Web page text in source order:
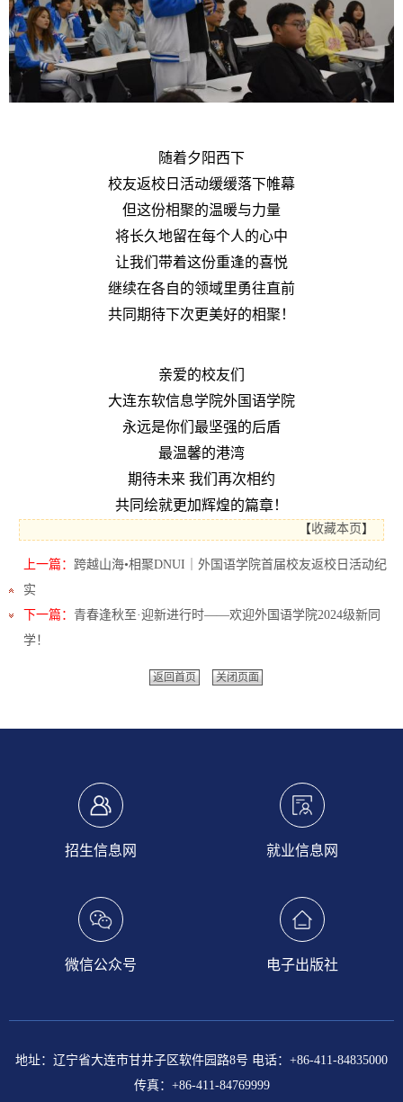
随着夕阳西下
校友返校日活动缓缓落下帷幕
但这份相聚的温暖与力量
将长久地留在每个人的心中
让我们带着这份重逢的喜悦
继续在各自的领域里勇往直前
共同期待下次更美好的相聚！
亲爱的校友们
大连东软信息学院外国语学院
永远是你们最坚强的后盾
最温馨的港湾
期待未来 我们再次相约
共同绘就更加辉煌的篇章！
【收藏本页 】
上一篇： 跨越山海•相聚DNUI｜外国语学院首届校友返校日活动纪
实
下一篇： 青春逢秋至·迎新进行时——欢迎外国语学院2024级新同
学！
返回首页 关闭页面
招生信息网 就业信息网
微信公众号 电子出版社
地址：辽宁省大连市甘井子区软件园路8号 电话：+86-411-84835000
传真：+86-411-84769999